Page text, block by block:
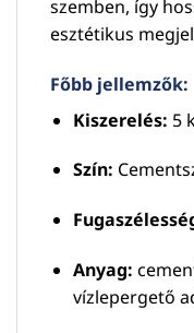
szemben, így
esztétikus
Főbb jellemzők:
Kiszerelés: 5
Szín:
Anyag:
vízlepergető